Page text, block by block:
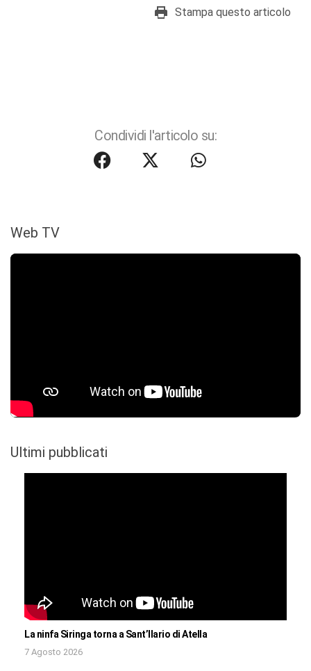
Stampa questo articolo
Condividi l'articolo su:
Web TV
Ultimi pubblicati
La ninfa Siringa torna a Sant’Ilario di Atella
7 Agosto 2026